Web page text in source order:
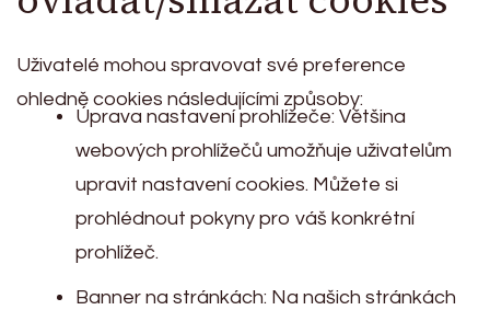
Uživatelé mohou spravovat své preference
ohledně cookies následujícími způsoby:
Úprava nastavení prohlížeče: Většina
webových prohlížečů umožňuje uživatelům
upravit nastavení cookies. Můžete si
prohlédnout pokyny pro váš konkrétní
prohlížeč.
Banner na stránkách: Na našich stránkách